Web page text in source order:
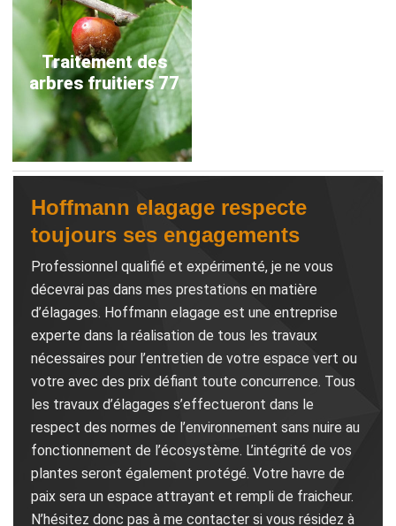
Traitement des
arbres fruitiers 77
Hoffmann elagage respecte
toujours ses engagements
Professionnel qualifié et expérimenté, je ne vous
décevrai pas dans mes prestations en matière
d’élagages. Hoffmann elagage est une entreprise
experte dans la réalisation de tous les travaux
nécessaires pour l’entretien de votre espace vert ou
votre avec des prix défiant toute concurrence. Tous
les travaux d’élagages s’effectueront dans le
respect des normes de l’environnement sans nuire au
fonctionnement de l’écosystème. L’intégrité de vos
plantes seront également protégé. Votre havre de
paix sera un espace attrayant et rempli de fraicheur.
N’hésitez donc pas à me contacter si vous résidez à